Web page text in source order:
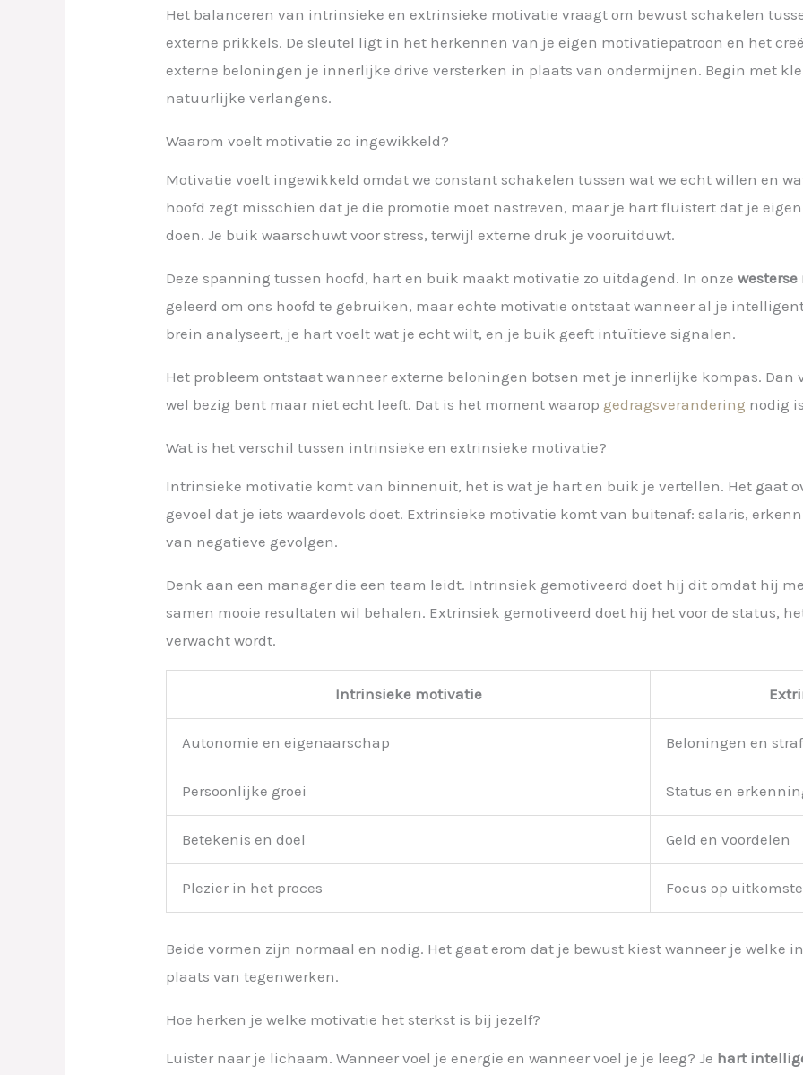
Het balanceren van intrinsieke en extrinsieke motivatie vraagt om bewust schakelen
externe prikkels. De sleutel ligt in het herkennen van je eigen motivatiepatroon en het
externe beloningen je innerlijke drive versterken in plaats van ondermijnen. Begin met
natuurlijke verlangens.
Waarom voelt motivatie zo ingewikkeld?
Motivatie voelt ingewikkeld omdat we constant schakelen tussen wat we echt willen en
hoofd zegt misschien dat je die promotie moet nastreven, maar je hart fluistert dat je
doen. Je buik waarschuwt voor stress, terwijl externe druk je vooruitduwt.
Deze spanning tussen hoofd, hart en buik maakt motivatie zo uitdagend. In onze
geleerd om ons hoofd te gebruiken, maar echte motivatie ontstaat wanneer al je
brein analyseert, je hart voelt wat je echt wilt, en je buik geeft intuïtieve signalen.
Het probleem ontstaat wanneer externe beloningen botsen met je innerlijke kompas. Dan
wel bezig bent maar niet echt leeft. Dat is het moment waaropgedragsverandering nodig
Wat is het verschil tussen intrinsieke en extrinsieke motivatie?
Intrinsieke motivatie komt van binnenuit, het is wat je hart en buik je vertellen. Het gaat
gevoel dat je iets waardevols doet. Extrinsieke motivatie komt van buitenaf: salaris,
van negatieve gevolgen.
Denk aan een manager die een team leidt. Intrinsiek gemotiveerd doet hij dit omdat hij
samen mooie resultaten wil behalen. Extrinsiek gemotiveerd doet hij het voor de status,
verwacht wordt.
Intrinsieke motivatie
Autonomie en eigenaarschap Beloningen en
Persoonlijke groei Status en
Betekenis en doel Geld en voordelen
Plezier in het proces Focus op
Beide vormen zijn normaal en nodig. Het gaat erom dat je bewust kiest wanneer je welke
plaats van tegenwerken.
Hoe herken je welke motivatie het sterkst is bij jezelf?
Luister naar je lichaam. Wanneer voel je energie en wanneer voel je je leeg? Je hart